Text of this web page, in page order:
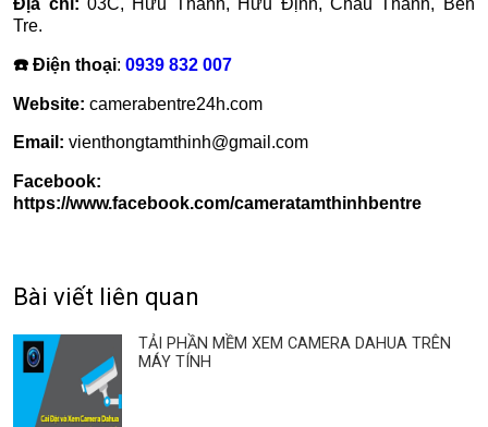
Tre.
☎️ Điện thoại:0939 832 007
Website: camerabentre24h.com
Email: vienthongtamthinh@gmail.com
Facebook:
https://www.facebook.com/cameratamthinhbentre
Bài viết liên quan
TẢI PHẦN MỀM XEM CAMERA DAHUA TRÊN
MÁY TÍNH